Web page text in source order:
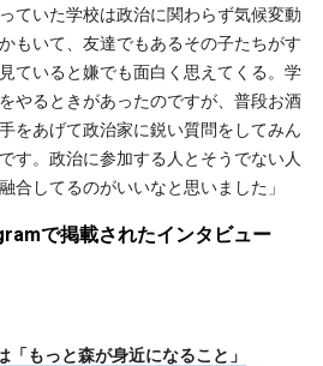
ていた学校は政治に関わらず気候変動
もいて、友達でもあるその子たちがす
ていると嫌でも面白く思えてくる。学
やるときがあったのですが、普段お酒
をあげて政治家に鋭い質問をしてみん
す。政治に参加する人とそうでない人
合してるのがいいなと思いました」
で掲載されたインタビュー
もっと森が身近になること」